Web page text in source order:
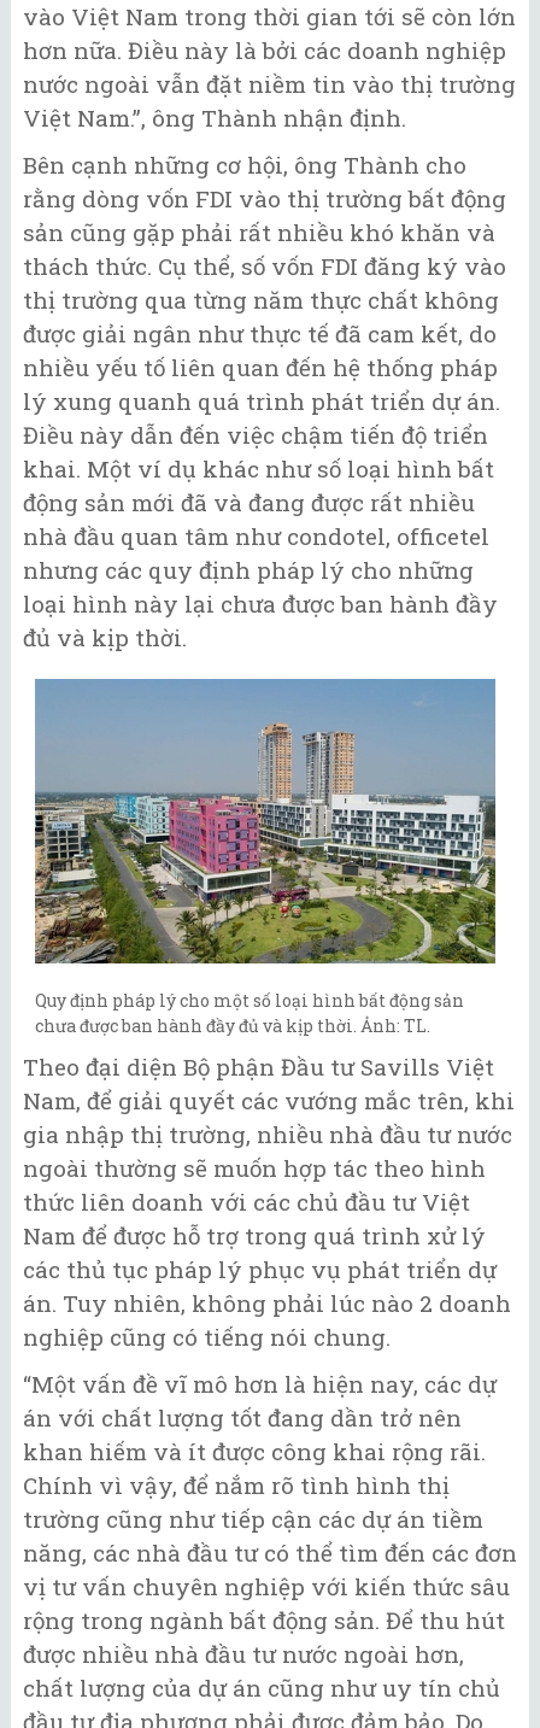
vào Việt Nam trong thời gian tới sẽ còn lớn
hơn nữa. Điều này là bởi các doanh nghiệp
nước ngoài vẫn đặt niềm tin vào thị trường
Việt Nam.”, ông Thành nhận định.
Bên cạnh những cơ hội, ông Thành cho
rằng dòng vốn FDI vào thị trường bất động
sản cũng gặp phải rất nhiều khó khăn và
thách thức. Cụ thể, số vốn FDI đăng ký vào
thị trường qua từng năm thực chất không
được giải ngân như thực tế đã cam kết, do
nhiều yếu tố liên quan đến hệ thống pháp
lý xung quanh quá trình phát triển dự án.
Điều này dẫn đến việc chậm tiến độ triển
khai. Một ví dụ khác như số loại hình bất
động sản mới đã và đang được rất nhiều
nhà đầu quan tâm như condotel, officetel
nhưng các quy định pháp lý cho những
loại hình này lại chưa được ban hành đầy
đủ và kịp thời.
Quy định pháp lý cho một số loại hình bất động sản
chưa được ban hành đầy đủ và kịp thời. Ảnh: TL.
Theo đại diện Bộ phận Đầu tư Savills Việt
Nam, để giải quyết các vướng mắc trên, khi
gia nhập thị trường, nhiều nhà đầu tư nước
ngoài thường sẽ muốn hợp tác theo hình
thức liên doanh với các chủ đầu tư Việt
Nam để được hỗ trợ trong quá trình xử lý
các thủ tục pháp lý phục vụ phát triển dự
án. Tuy nhiên, không phải lúc nào 2 doanh
nghiệp cũng có tiếng nói chung.
“Một vấn đề vĩ mô hơn là hiện nay, các dự
án với chất lượng tốt đang dần trở nên
khan hiếm và ít được công khai rộng rãi.
Chính vì vậy, để nắm rõ tình hình thị
trường cũng như tiếp cận các dự án tiềm
năng, các nhà đầu tư có thể tìm đến các đơn
vị tư vấn chuyên nghiệp với kiến thức sâu
rộng trong ngành bất động sản. Để thu hút
được nhiều nhà đầu tư nước ngoài hơn,
chất lượng của dự án cũng như uy tín chủ
đầu tư địa phương phải được đảm bảo. Do